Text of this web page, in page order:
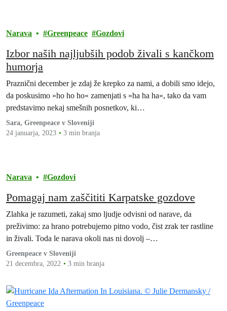
Narava Greenpeace Gozdovi
Izbor naših najljubših podob živali s kančkom
humorja
Praznični december je zdaj že krepko za nami, a dobili smo idejo,
da poskusimo »ho ho ho« zamenjati s »ha ha ha«, tako da vam
predstavimo nekaj smešnih posnetkov, ki…
Sara, Greenpeace v Sloveniji
24 januarja, 2023
3 min branja
Narava Gozdovi
Pomagaj nam zaščititi Karpatske gozdove
Zlahka je razumeti, zakaj smo ljudje odvisni od narave, da
preživimo: za hrano potrebujemo pitno vodo, čist zrak ter rastline
in živali. Toda le narava okoli nas ni dovolj –…
Greenpeace v Sloveniji
21 decembra, 2022
3 min branja